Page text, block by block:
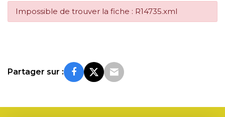
Impossible de trouver la fiche : R14735.xml
Partager sur :